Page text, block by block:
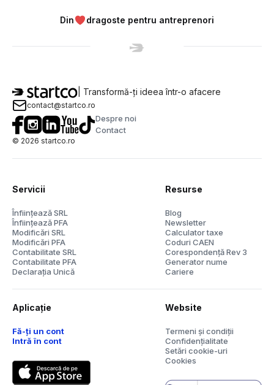
Din dragoste pentru antreprenori
| Transformă-ți ideea într-o afacere
contact@startco.ro
Despre noi
Contact
© 2026 startco.ro
Servicii
Înființează SRL
Înființează PFA
Modificări SRL
Modificări PFA
Contabilitate SRL
Contabilitate PFA
Declarația Unică
Resurse
Blog
Newsletter
Calculator taxe
Coduri CAEN
Corespondență Rev 3
Generator nume
Cariere
Aplicație
Fă-ți un cont
Intră în cont
Website
Termeni și condiții
Confidențialitate
Setări cookie-uri
Cookies